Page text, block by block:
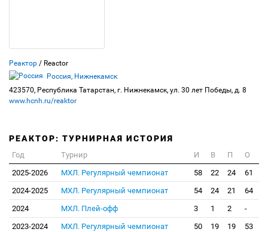
Реактор / Reactor
Россия, Нижнекамск
423570, Республика Татарстан, г. Нижнекамск, ул. 30 лет Победы, д. 8
www.hcnh.ru/reaktor
РЕАКТОР: ТУРНИРНАЯ ИСТОРИЯ
Год Турнир И В П
О
2025-2026
МХЛ. Регулярный чемпионат 58 22 24
61
2024-2025
МХЛ. Регулярный чемпионат 54 24 21
64
2024
МХЛ. Плей-офф 3 1 2
-
2023-2024
МХЛ. Регулярный чемпионат 50 19 19
53